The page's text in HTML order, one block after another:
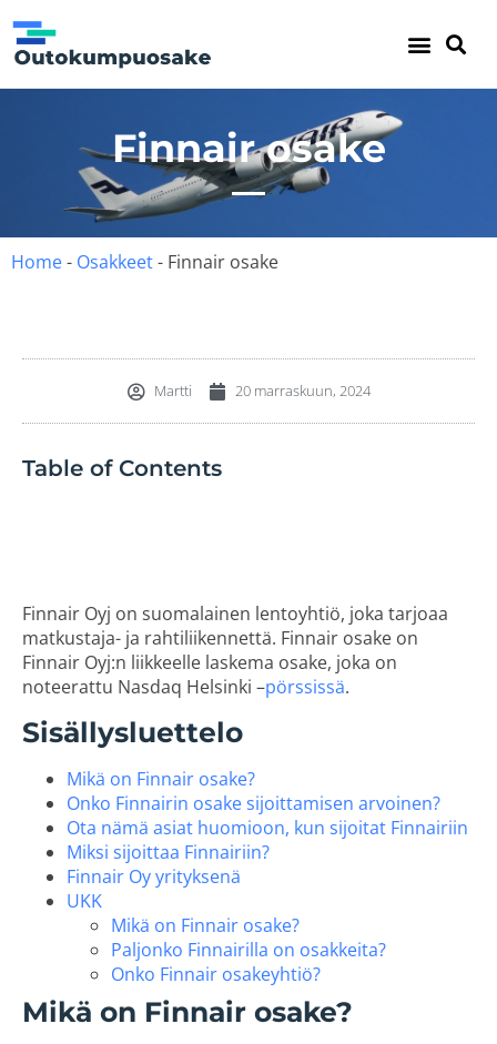
Finnair osake
Home- Osakkeet- Finnair osake
Martti 20 marraskuun, 2024
Table of Contents
Finnair Oyj on suomalainen lentoyhtiö, joka tarjoaa
matkustaja- ja rahtiliikennettä. Finnair osake on
Finnair Oyj:n liikkeelle laskema osake, joka on
noteerattu Nasdaq Helsinki –pörssissä.
Sisällysluettelo
Mikä on Finnair osake?
Onko Finnairin osake sijoittamisen arvoinen?
Ota nämä asiat huomioon, kun sijoitat Finnairiin
Miksi sijoittaa Finnairiin?
Finnair Oy yrityksenä
UKK
Mikä on Finnair osake?
Paljonko Finnairilla on osakkeita?
Onko Finnair osakeyhtiö?
Mikä on Finnair osake?